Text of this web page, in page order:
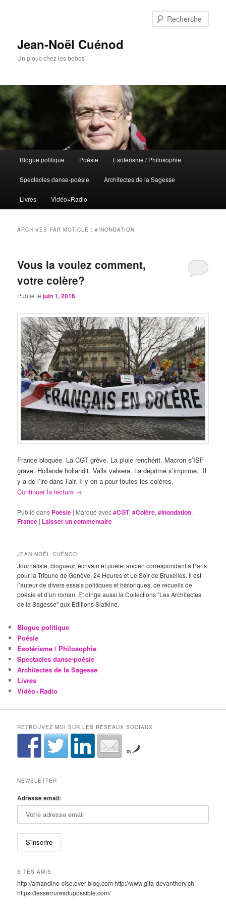
Jean-Noël Cuénod
Un plouc chez les bobos
Aller
au
contenu
principal
Aller
au
contenu
secondaire
Blogue politique Poésie Esotérisme / Philosophie
Spectacles danse-poésie Architectes de la Sagesse
Livres Vidéo+Radio
ARCHIVES PAR MOT-CLÉ :#INONDATION
Vous la voulez comment,
votre colère?
Publié lejuin 1, 2016
France bloquée. La CGT grève. La pluie renchérit. Macron s’ISF
grave. Hollande hollandit. Valls valsera. La déprime s’imprime. Il
y a de l’ire dans l’air. Il y en a pour toutes les colères.
Continuer la lecture →
Publié dans Poésie | Marqué avec#CGT,#Colère,#Inondation,
France | Laisser un commentaire
JEAN-NOËL CUÉNOD
Journaliste, blogueur, écrivain et poète, ancien correspondant à Paris
pour la Tribune de Genève, 24 Heures et Le Soir de Bruxelles. Il est
l’auteur de divers essais politiques et historiques, de recueils de
poésie et d’un roman. Et dirige aussi la Collections "Les Architectes
de la Sagesse" aux Editions Slatkine.
Blogue politique
Poésie
Esotérisme / Philosophie
Spectacles danse-poésie
Architectes de la Sagesse
Livres
Vidéo+Radio
RETROUVEZ MOI SUR LES RÉSEAUX SOCIAUX
by
NEWSLETTER
Adresse email:
SITES AMIS
http://amandine-cise.over-blog.com http://www.gita-devanthery.ch
https://lesserruresdupossible.com/